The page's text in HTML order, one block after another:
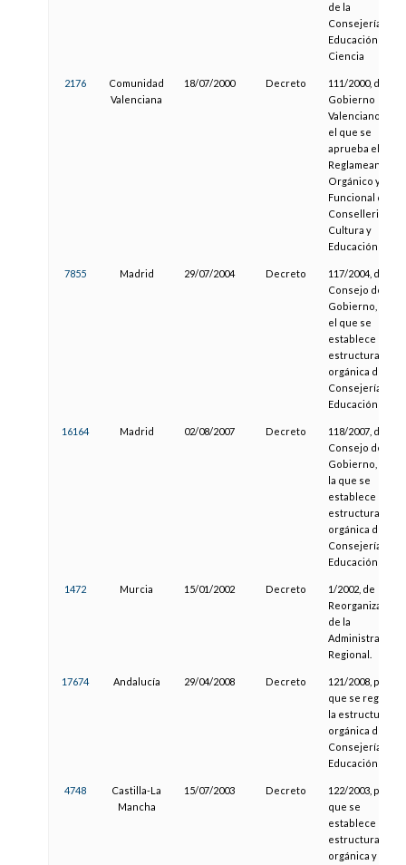
de la
Consejería de
Educación y
Ciencia
2176
Comunidad
Valenciana
18/07/2000 Decreto
111/2000, del
Gobierno
Valenciano, por
el que se
aprueba el
Reglameanto
Orgánico y
Funcional de la
Conselleria de
Cultura y
Educación
7855 Madrid 29/07/2004 Decreto
117/2004, del
Consejo de
Gobierno, por
el que se
establece la
estructura
orgánica de la
Consejería de
Educación
16164 Madrid 02/08/2007 Decreto
118/2007, del
Consejo de
Gobierno, por
la que se
establece la
estructura
orgánica de la
Consejería de
Educación
1472 Murcia 15/01/2002 Decreto
1/2002, de
Reorganización
de la
Administración
Regional.
17674 Andalucía 29/04/2008 Decreto
121/2008, por el
que se regula
la estructura
orgánica de la
Consejería de
Educación
4748
Castilla-La
Mancha
15/07/2003 Decreto
122/2003, por el
que se
establece la
estructura
orgánica y la